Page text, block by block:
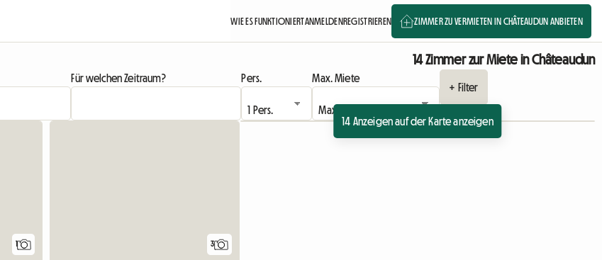
WIE ES FUNKTIONIERTANMELDENREGISTRIEREN ZIMMER ZU VERMIETEN IN CHÂTEAUDUN ANBIETEN
14 Zimmer zur Miete in Châteaudun
Für welchen Zeitraum? Pers.
Max. Miete
+ Filter
14 Anzeigen auf der Karte anzeigen
1 3